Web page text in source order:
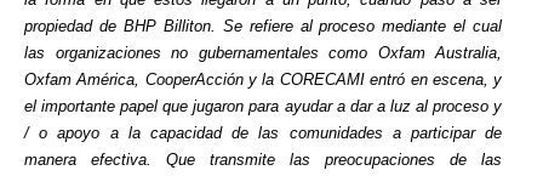
propiedad de BHP Billiton. Se refiere al proceso mediante el cual
las organizaciones no gubernamentales como Oxfam Australia,
Oxfam América, CooperAcción y la CORECAMI entró en escena, y
el importante papel que jugaron para ayudar a dar a luz al proceso y
/ o apoyo a la capacidad de las comunidades a participar de
manera efectiva. Que transmite las preocupaciones de las